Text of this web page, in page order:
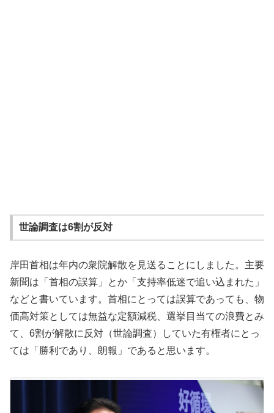
世論調査は6割が反対
岸田首相は年内の衆院解散を見送ることにしました。主要
新聞は「首相の誤算」とか「支持率低迷で追い込まれた」
などと書いています。首相にとっては誤算であっても、物
価高対策としては無益な定額減税、選挙目当ての浪費とみ
て、6割が解散に反対（世論調査）していた有権者にとっ
ては「勝利であり、朗報」であると思います。